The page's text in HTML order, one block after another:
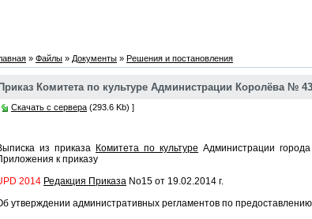
» Файлы » Документы » Решения и постановления
Комитета по культуре Администрации Королёва № 43
Скачать с сервера (293.6 Kb) ]
из приказа Комитета по культуре Администрации
к приказу
2014 Редакция Приказа No15 от 19.02.2014 г.
утверждении административных регламентов по